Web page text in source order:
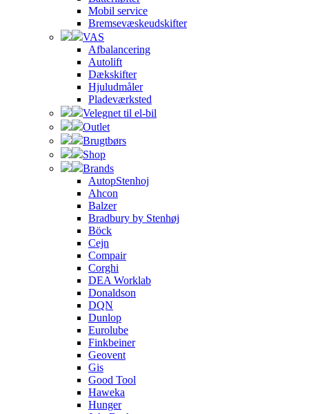
Mobil service
Bremsevæskeudskifter
VAS
Afbalancering
Autolift
Dækskifter
Hjuludmåler
Pladeværksted
Velegnet til el-bil
Outlet
Brugtbørs
Shop
Brands
AutopStenhoj
Ahcon
Balzer
Bradbury by Stenhøj
Böck
Cejn
Compair
Corghi
DEA Worklab
Donaldson
DQN
Dunlop
Eurolube
Finkbeiner
Geovent
Gis
Good Tool
Haweka
Hunger